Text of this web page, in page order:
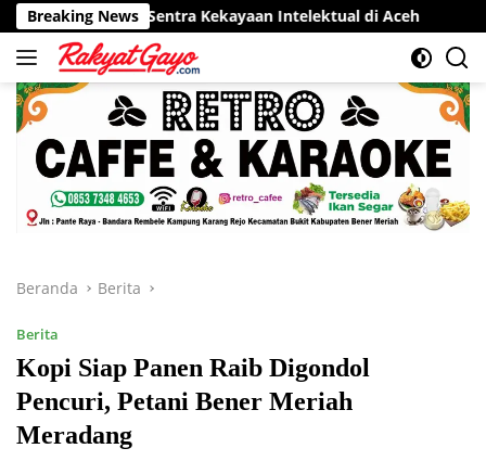
Langsung
ke
konten
Breaking News
Sentra Kekayaan Intelektual di Aceh RSUD Munyang
Beranda Berita
Berita
Kopi Siap Panen Raib Digondol
Pencuri, Petani Bener Meriah
Meradang